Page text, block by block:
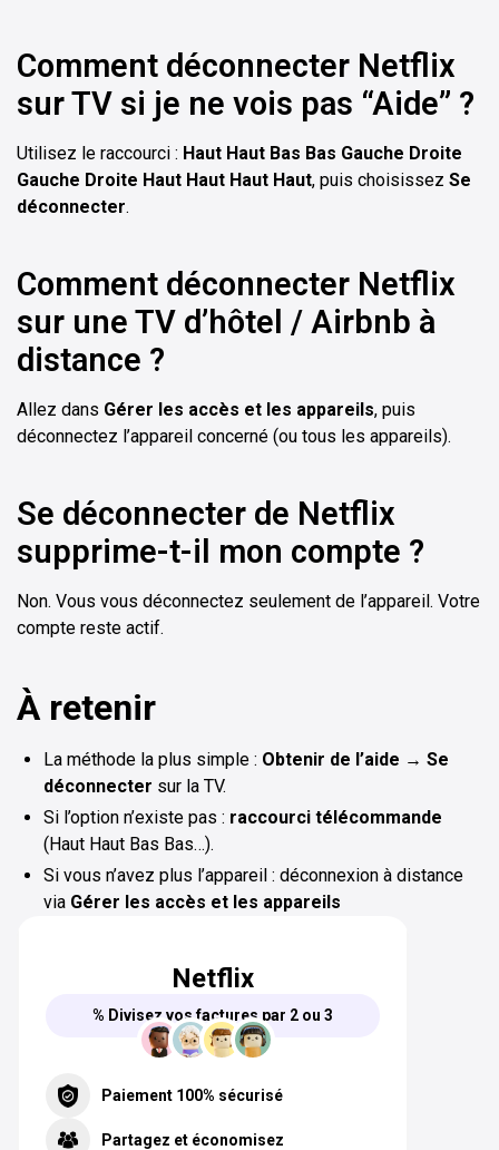
Comment déconnecter Netflix
sur TV si je ne vois pas “Aide” ?
Utilisez le raccourci : Haut Haut Bas Bas Gauche Droite
Gauche Droite Haut Haut Haut Haut, puis choisissez Se
déconnecter.
Comment déconnecter Netflix
sur une TV d’hôtel / Airbnb à
distance ?
Allez dans Gérer les accès et les appareils, puis
déconnectez l’appareil concerné (ou tous les appareils).
Se déconnecter de Netflix
supprime-t-il mon compte ?
Non. Vous vous déconnectez seulement de l’appareil. Votre
compte reste actif.
À retenir
La méthode la plus simple : Obtenir de l’aide → Se
déconnecter sur la TV.
Si l’option n’existe pas : raccourci télécommande
(Haut Haut Bas Bas…).
Si vous n’avez plus l’appareil : déconnexion à distance
via Gérer les accès et les appareils
Netflix
% Divisez vos factures par 2 ou 3
Paiement 100% sécurisé
Partagez et économisez